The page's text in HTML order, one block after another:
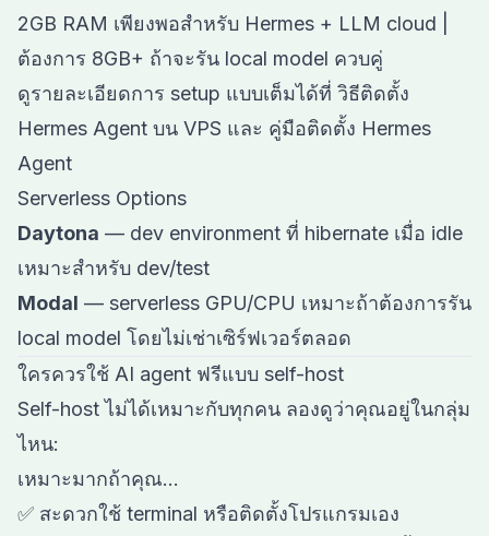
2GB RAM เพียงพอสำหรับ Hermes + LLM cloud |
ต้องการ 8GB+ ถ้าจะรัน local model ควบคู่
ดูรายละเอียดการ setup แบบเต็มได้ที่ วิธีติดตั้ง
Hermes Agent บน VPS และ คู่มือติดตั้ง Hermes
Agent
Serverless Options
Daytona — dev environment ที่ hibernate เมื่อ idle
เหมาะสำหรับ dev/test
Modal — serverless GPU/CPU เหมาะถ้าต้องการรัน
local model โดยไม่เช่าเซิร์ฟเวอร์ตลอด
ใครควรใช้ AI agent ฟรีแบบ self-host
Self-host ไม่ได้เหมาะกับทุกคน ลองดูว่าคุณอยู่ในกลุ่ม
ไหน:
เหมาะมากถ้าคุณ...
✅ สะดวกใช้ terminal หรือติดตั้งโปรแกรมเอง